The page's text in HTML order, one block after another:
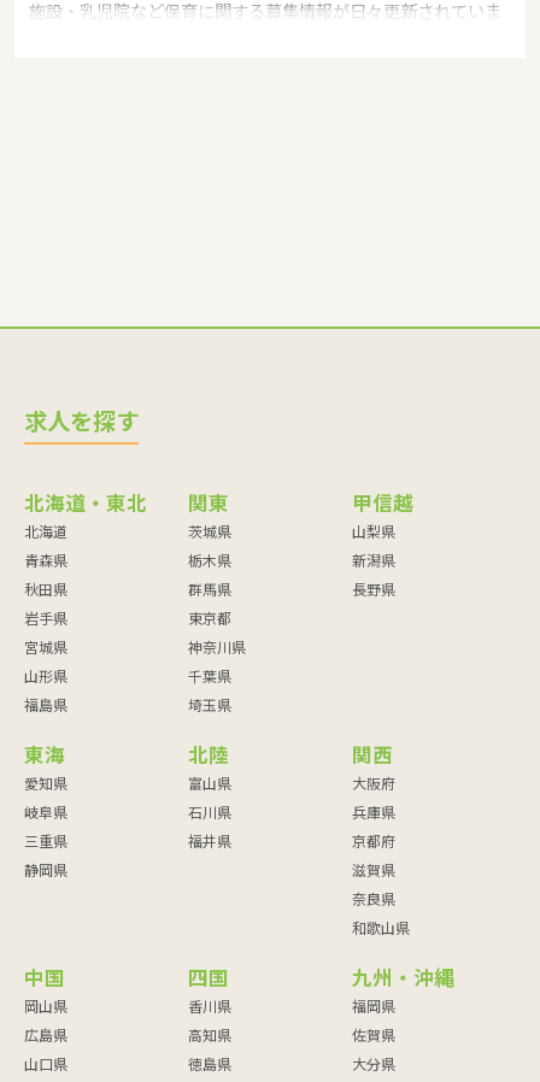
施設・乳児院など保育に関する募集情報が日々更新されていま
求人を探す
北海道・東北
北海道
青森県
秋田県
岩手県
宮城県
山形県
福島県
関東
茨城県
栃木県
群馬県
東京都
神奈川県
千葉県
埼玉県
甲信越
山梨県
新潟県
長野県
東海
愛知県
岐阜県
三重県
静岡県
北陸
富山県
石川県
福井県
関西
大阪府
兵庫県
京都府
滋賀県
奈良県
和歌山県
中国
岡山県
広島県
山口県
四国
香川県
高知県
徳島県
九州・沖縄
福岡県
佐賀県
大分県